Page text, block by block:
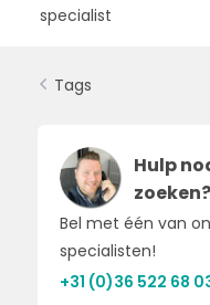
specialist
Tags
Hulp
zoeken?
Bel met één van
specialisten!
+31 (0)36 522 68